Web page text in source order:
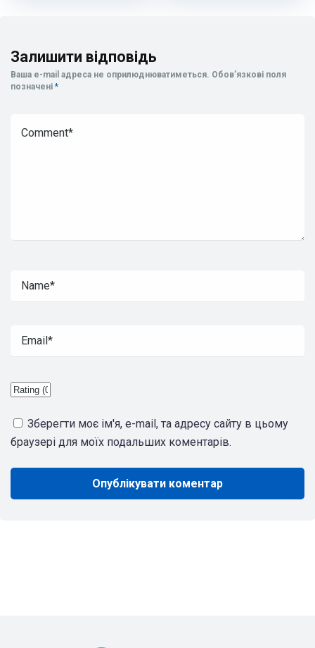
Залишити відповідь
Ваша e-mail адреса не оприлюднюватиметься. Обов’язкові поля
позначені *
Зберегти моє ім'я, e-mail, та адресу сайту в цьому
браузері для моїх подальших коментарів.